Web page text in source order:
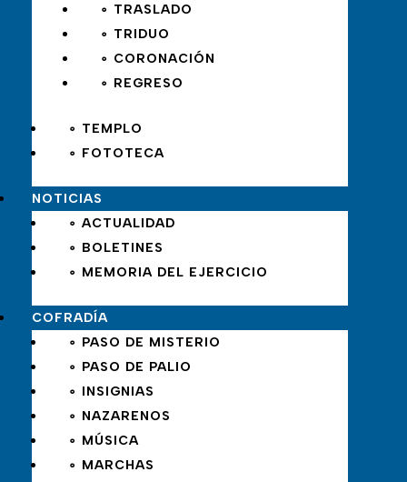
∘ TRASLADO
∘ TRIDUO
∘ CORONACIÓN
∘ REGRESO
∘ TEMPLO
∘ FOTOTECA
NOTICIAS
∘ ACTUALIDAD
∘ BOLETINES
∘ MEMORIA DEL EJERCICIO
COFRADÍA
∘ PASO DE MISTERIO
∘ PASO DE PALIO
∘ INSIGNIAS
∘ NAZARENOS
∘ MÚSICA
∘ MARCHAS